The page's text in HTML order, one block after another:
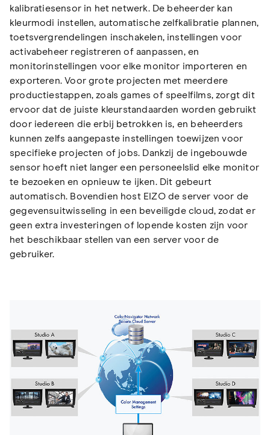
kalibratiesensor in het netwerk. De beheerder kan
kleurmodi instellen, automatische zelfkalibratie plannen,
toetsvergrendelingen inschakelen, instellingen voor
activabeheer registreren of aanpassen, en
monitorinstellingen voor elke monitor importeren en
exporteren. Voor grote projecten met meerdere
productiestappen, zoals games of speelfilms, zorgt dit
ervoor dat de juiste kleurstandaarden worden gebruikt
door iedereen die erbij betrokken is, en beheerders
kunnen zelfs aangepaste instellingen toewijzen voor
specifieke projecten of jobs. Dankzij de ingebouwde
sensor hoeft niet langer een personeelslid elke monitor
te bezoeken en opnieuw te ijken. Dit gebeurt
automatisch. Bovendien host EIZO de server voor de
gegevensuitwisseling in een beveiligde cloud, zodat er
geen extra investeringen of lopende kosten zijn voor
het beschikbaar stellen van een server voor de
gebruiker.